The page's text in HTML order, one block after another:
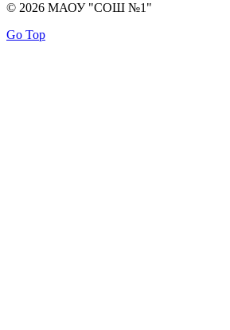
© 2026 МАОУ "СОШ №1"
Go Top